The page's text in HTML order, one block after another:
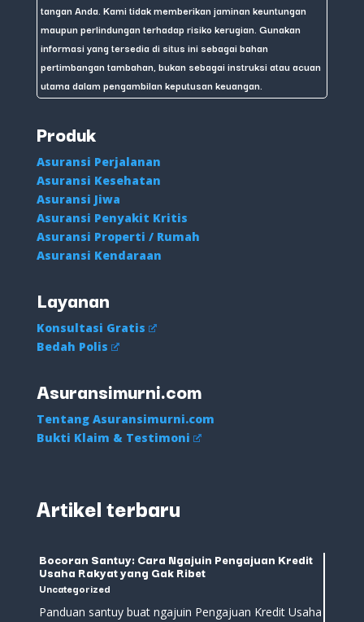
tangan Anda. Kami tidak memberikan jaminan keuntungan
maupun perlindungan terhadap risiko kerugian. Gunakan
informasi yang tersedia di situs ini sebagai bahan
pertimbangan tambahan, bukan sebagai instruksi atau acuan
utama dalam pengambilan keputusan keuangan.
Produk
Asuransi Perjalanan
Asuransi Kesehatan
Asuransi Jiwa
Asuransi Penyakit Kritis
Asuransi Properti / Rumah
Asuransi Kendaraan
Layanan
Konsultasi Gratis
Bedah Polis
Asuransimurni.com
Tentang Asuransimurni.com
Bukti Klaim & Testimoni
Artikel terbaru
Bocoran Santuy: Cara Ngajuin Pengajuan Kredit
Usaha Rakyat yang Gak Ribet
Uncategorized
Panduan santuy buat ngajuin Pengajuan Kredit Usaha